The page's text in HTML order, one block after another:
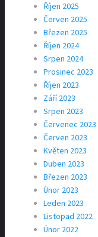
Říjen 2025
Červen 2025
Březen 2025
Říjen 2024
Srpen 2024
Prosinec 2023
Říjen 2023
Září 2023
Srpen 2023
Červenec 2023
Červen 2023
Květen 2023
Duben 2023
Březen 2023
Únor 2023
Leden 2023
Listopad 2022
Únor 2022